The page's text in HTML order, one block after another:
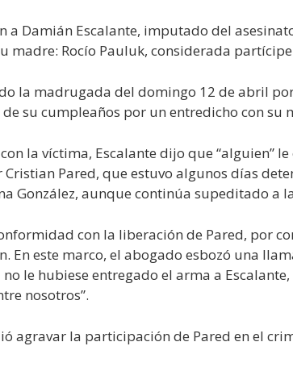
a Damián Escalante, imputado del
madre: Rocío Pauluk, considerada
la madrugada del domingo 12 de abril
su cumpleaños por un entredicho con su
la víctima, Escalante dijo que “alguien”
Cristian Pared, que estuvo algunos días
González, aunque continúa supeditado a
con la liberación de Pared, por
En este marco, el abogado esbozó una
no le hubiese entregado el arma a
nosotros”.
agravar la participación de Pared en el